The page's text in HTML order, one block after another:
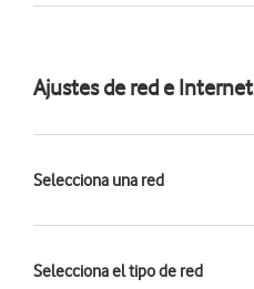
Ajustes de red e Internet
Selecciona una red
Selecciona el tipo de red